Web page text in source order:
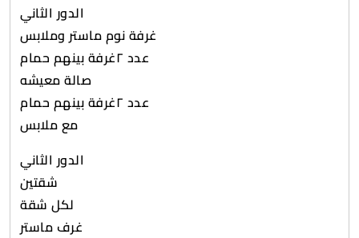
الدور الثاني
غرفة نوم ماستر وملابس
عدد ٢غرفة بينهم حمام
صالة معيشه
عدد ٢غرفة بينهم حمام
مع ملابس
الدور الثاني
شقتين
لكل شقة
غرف ماستر